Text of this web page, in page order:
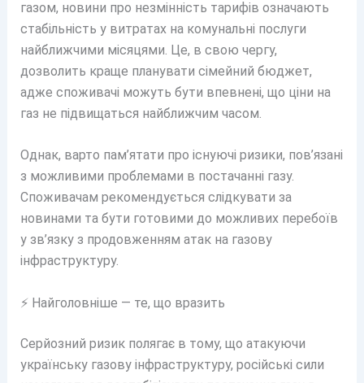
газом, новини про незмінність тарифів означають
стабільність у витратах на комунальні послуги
найближчими місяцями. Це, в свою чергу,
дозволить краще планувати сімейний бюджет,
адже споживачі можуть бути впевнені, що ціни на
газ не підвищаться найближчим часом.
Однак, варто пам’ятати про існуючі ризики, пов’язані
з можливими проблемами в постачанні газу.
Споживачам рекомендується слідкувати за
новинами та бути готовими до можливих перебоїв
у зв’язку з продовженням атак на газову
інфраструктуру.
⚡ Найголовніше — те, що вразить
Серйозний ризик полягає в тому, що атакуючи
українську газову інфраструктуру, російські сили